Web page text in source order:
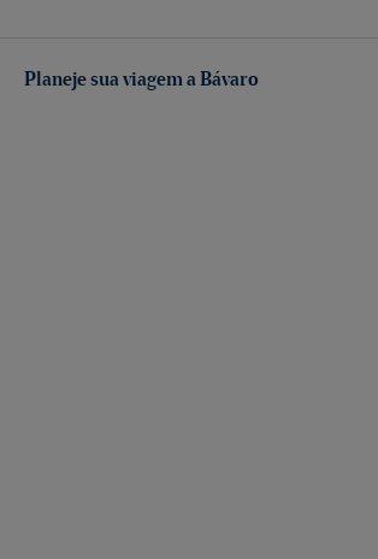
Planeje sua viagem a Bávaro